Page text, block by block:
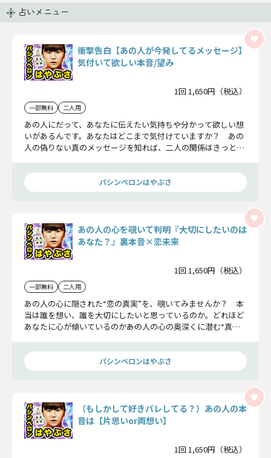
占いメニュー
衝撃告白【あの人が今発してるメッセージ】
気付いて欲しい本音/望み
1回 1,650円（税込）
一部無料 二人用
あの人にだって、あなたに伝えたい気持ちや分かって欲しい想
いがあるんです。あなたはどこまで気付けていますか？ あの
人の偽りない真のメッセージを知れば、二人の関係はきっと今
パシンペロンはやぶさ
あの人の心を覗いて判明『大切にしたいのは
あなた？』裏本音×恋未来
1回 1,650円（税込）
一部無料 二人用
あの人の心に隠された“恋の真実”を、覗いてみませんか？ 本
当は誰を想い、誰を大切にしたいと思っているのか。どれほど
あなたに心が傾いているのか――あの人の心の奥深くに潜む“真実
ていきましょう。
パシンペロンはやぶさ
（もしかして好きバレしてる？）あの人の本
音は【片思いor両想い】
1回 1,650円（税込）